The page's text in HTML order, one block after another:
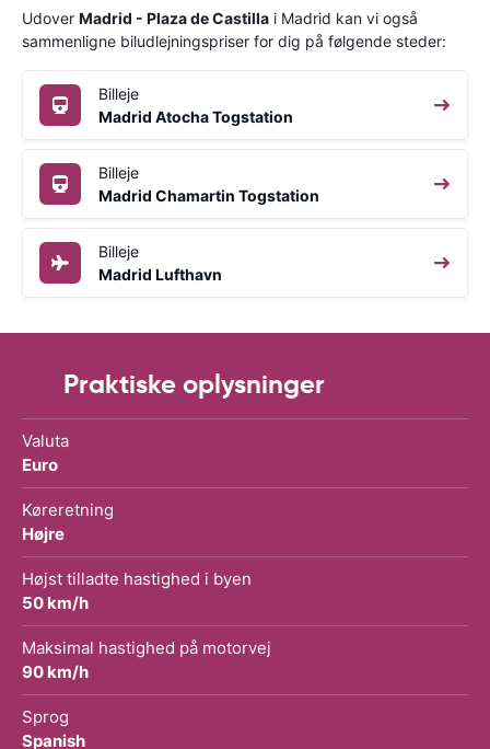
Udover Madrid - Plaza de Castilla i Madrid kan vi også
sammenligne biludlejningspriser for dig på følgende steder:
Billeje
Madrid Atocha Togstation
Billeje
Madrid Chamartin Togstation
Billeje
Madrid Lufthavn
Praktiske oplysninger
Valuta
Euro
Køreretning
Højre
Højst tilladte hastighed i byen
50 km/h
Maksimal hastighed på motorvej
90 km/h
Sprog
Spanish